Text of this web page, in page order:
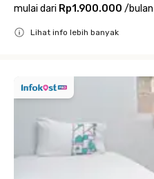
mulai dari Rp1.900.000 /bulan
Lihat info lebih banyak